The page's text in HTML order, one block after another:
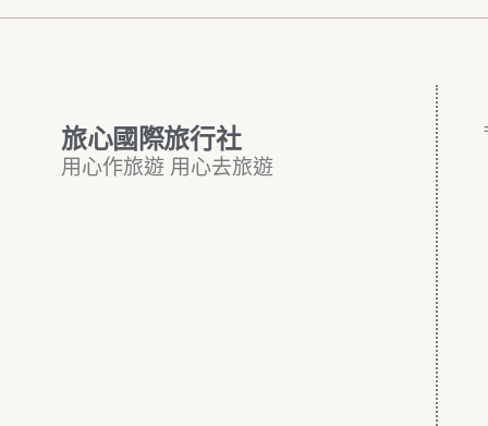
旅心國際旅行社
用心作旅遊 用心去旅遊